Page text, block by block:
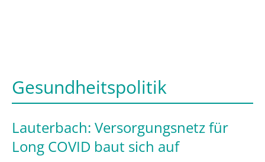
Gesundheitspolitik
Lauterbach: Versorgungsnetz für
Long COVID baut sich auf